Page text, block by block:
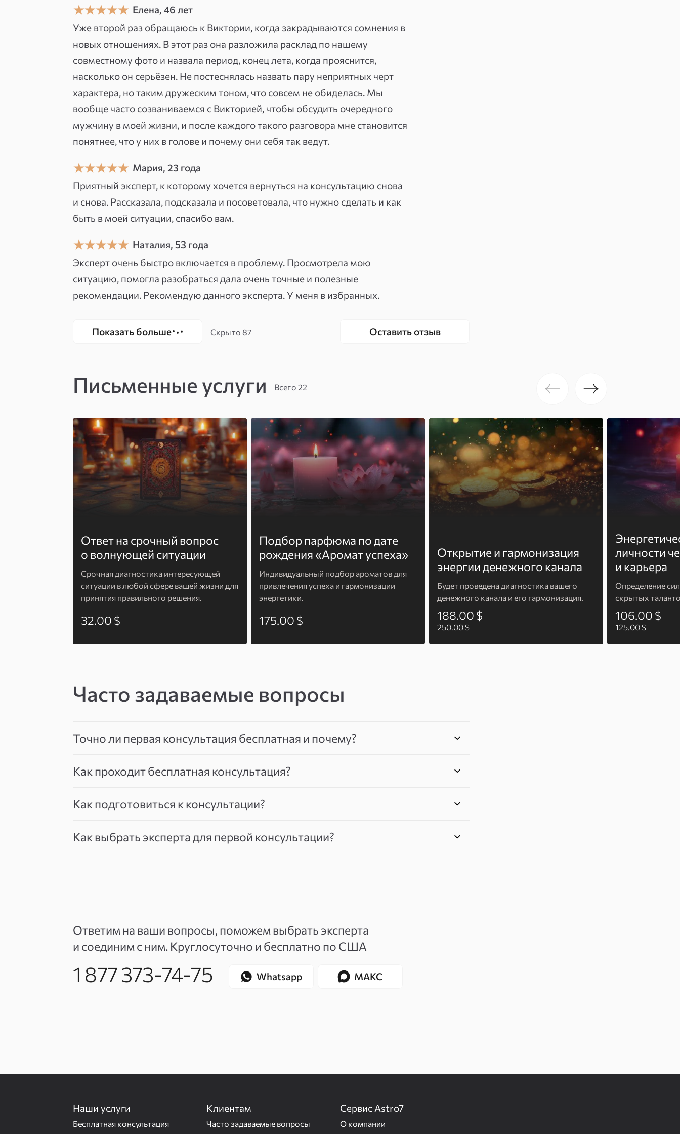
Я астролог, таролог и нумеролог — 12 лет в практике.
Работаю астрологией и картами в связке: это не дублирование, а два
слоя одной картины. Астрология показывает циклы и сроки — почему
сейчас именно так и когда это изменится. Карты дают текущую
динамику и отвечают на конкретный вопрос. Я не останавливаюсь на
прогнозе — я формулирую рекомендации: что делать, что ждать, от
чего держаться подальше.
выбор. Не «что будет», а «вот два пути — смотрим каждый». Это
меняет качество консультации: человек уходит не с прогнозом, а с
пониманием, что именно его ждёт на каждом из вариантов.
всё пошло не так — и что делать сейчас, чтобы не повторить».
Елена, 46 лет
Уже второй раз обращаюсь к Виктории, когда закрадываются сомнения в
новых отношениях. В этот раз она разложила расклад по нашему
совместному фото и назвала период, конец лета, когда прояснится,
насколько он серьёзен. Не постеснялась назвать пару неприятных черт
характера, но таким дружеским тоном, что совсем не обиделась. Мы
вообще часто созваниваемся с Викторией, чтобы обсудить очередного
мужчину в моей жизни, и после каждого такого разговора мне становится
понятнее, что у них в голове и почему они себя так ведут.
Мария, 23 года
Приятный эксперт, к которому хочется вернуться на консультацию снова
и снова. Рассказала, подсказала и посоветовала, что нужно сделать и как
быть в моей ситуации, спасибо вам.
Наталия, 53 года
Эксперт очень быстро включается в проблему. Просмотрела мою
ситуацию, помогла разобраться дала очень точные и полезные
рекомендации. Рекомендую данного эксперта. У меня в избранных.
Показать больше Скрыто87 Оставить отзыв
Письменные услуги Всего 22
Ответ на срочный вопрос
о волнующей ситуации
Срочная диагностика интересующей
ситуации в любой сфере вашей жизни для
принятия правильного решения.
32.00 $
Подбор парфюма по дате
рождения «Аромат успеха»
Индивидуальный подбор ароматов для
привлечения успеха и гармонизации
энергетики.
175.00 $
Открытие и гармонизация
энергии денежного канала
Будет проведена диагностика вашего
денежного канала и его гармонизация.
188.00 $
250.00 $
личности
и карьера
Определение
скрытых
106.00 $
125.00 $
Часто задаваемые вопросы
Точно ли первая консультация бесплатная и почему?
Как проходит бесплатная консультация?
Как подготовиться к консультации?
Как выбрать эксперта для первой консультации?
Ответим на ваши вопросы, поможем выбрать эксперта
и соединим с ним. Круглосуточно и бесплатно по США
1 877 373-74-75 Whatsapp МАКС
Наши услуги
Бесплатная консультация
Клиентам
Часто задаваемые вопросы
Сервис Astro7
О компании